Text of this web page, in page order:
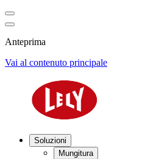
Anteprima
Vai al contenuto principale
Soluzioni
Mungitura